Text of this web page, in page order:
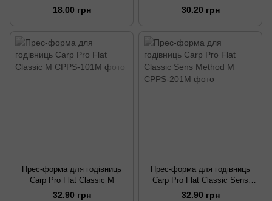
18.00 грн 30.20 грн
Прес-форма для годівниць
Carp Pro Flat Classic M
32.90 грн
Прес-форма для годівниць
Carp Pro Flat Classic Sens
Method M
32.90 грн